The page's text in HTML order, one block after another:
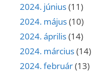
2024. június(11)
2024. május(10)
2024. április(14)
2024. március(14)
2024. február(13)